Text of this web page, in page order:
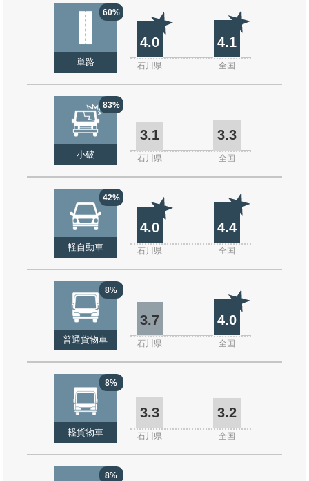
60%
単路
4.0 4.1
石川県 全国
83%
小破
3.1 3.3
石川県 全国
42%
軽自動車
4.0 4.4
石川県 全国
8%
普通貨物車
3.7 4.0
石川県 全国
8%
軽貨物車
3.3 3.2
石川県 全国
8%